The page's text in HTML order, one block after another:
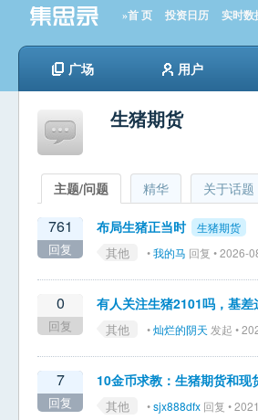
»首 页 投资日历 实时数
广场 用户
生猪期货
主题/问题 精华 关于话题
761
回复
布局生猪正当时 生猪期货
其他 •我的马 回复 • 2026-
0
回复
有人关注生猪2101吗，基
其他 •灿烂的阴天 发起 •
7
回复
10金币求教：生猪期货和现
其他 •sjx888dfx 回复 •